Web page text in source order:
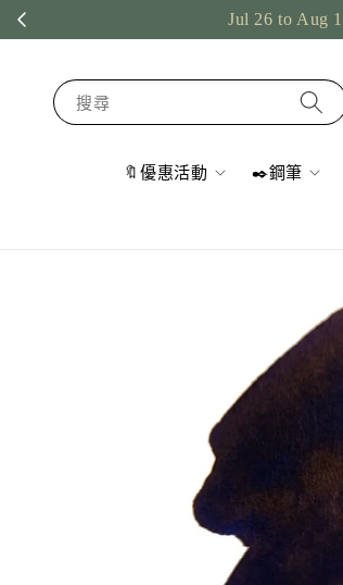
Jul 26 to Aug
搜尋
🔖優惠活動 ✒️鋼筆